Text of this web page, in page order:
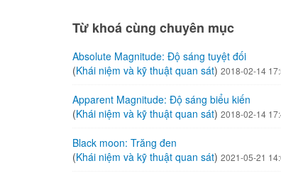
Từ khoá cùng chuyên mục
Absolute Magnitude: Độ sáng tuyệt đối
(Khái niệm và kỹ thuật quan sát) 2018-02-14
Apparent Magnitude: Độ sáng biểu kiến
(Khái niệm và kỹ thuật quan sát) 2018-02-14
Black moon: Trăng đen
(Khái niệm và kỹ thuật quan sát) 2021-05-21